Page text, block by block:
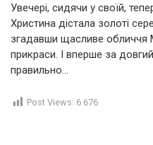
Увечері, сидячи у своїй,
Христина дістала золоті
згадавши щасливе обличчя
прикраси. І вперше за
правильно…
Post Views: 6 676